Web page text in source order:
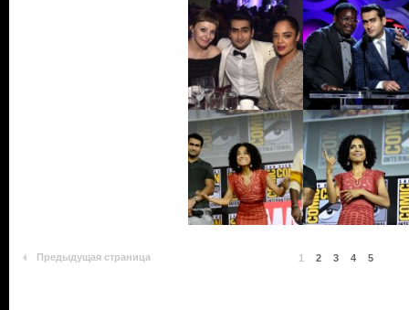
Предыдущая страница 1 2 3 4 5